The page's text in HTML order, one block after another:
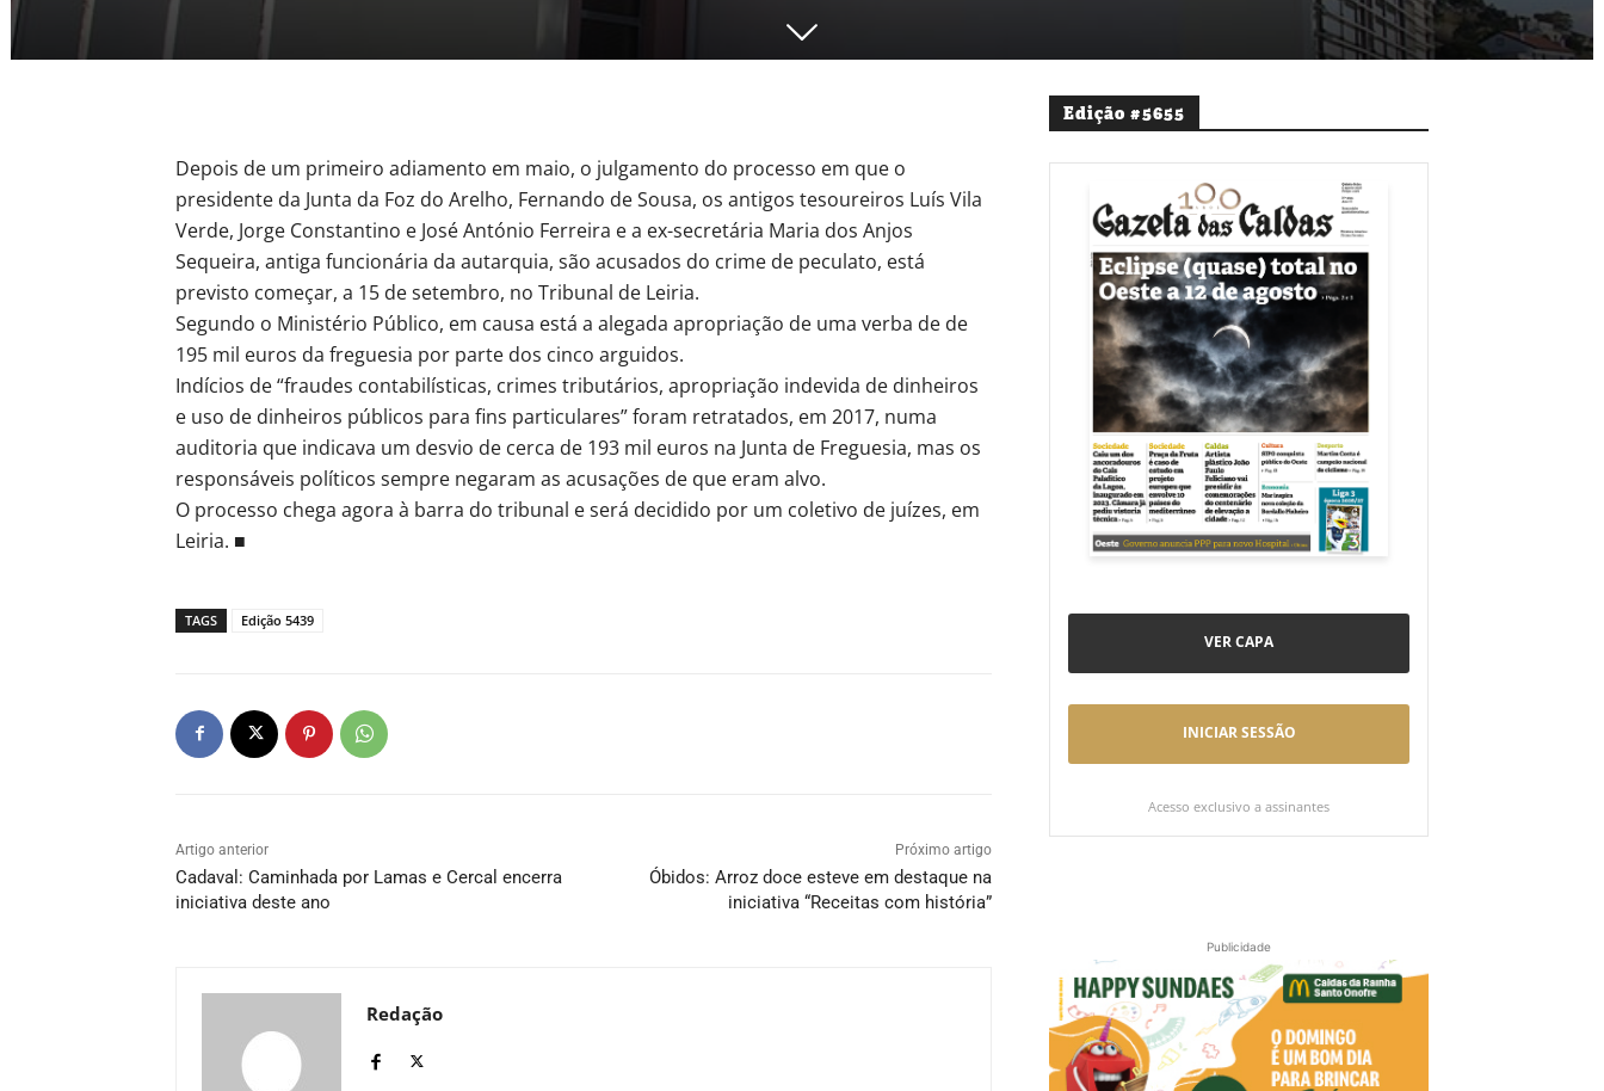
Depois de um primeiro adiamento em maio, o julgamento do processo em que o
presidente da Junta da Foz do Arelho, Fernando de Sousa, os antigos tesoureiros Luís Vila
Verde, Jorge Constantino e José António Ferreira e a ex-secretária Maria dos Anjos
Sequeira, antiga funcionária da autarquia, são acusados do crime de peculato, está
previsto começar, a 15 de setembro, no Tribunal de Leiria.
Segundo o Ministério Público, em causa está a alegada apropriação de uma verba de de
195 mil euros da freguesia por parte dos cinco arguidos.
Indícios de “fraudes contabilísticas, crimes tributários, apropriação indevida de dinheiros
e uso de dinheiros públicos para fins particulares” foram retratados, em 2017, numa
auditoria que indicava um desvio de cerca de 193 mil euros na Junta de Freguesia, mas os
responsáveis políticos sempre negaram as acusações de que eram alvo.
O processo chega agora à barra do tribunal e será decidido por um coletivo de juízes, em
Leiria. ■
TAGS Edição 5439
Artigo anterior
Cadaval: Caminhada por Lamas e Cercal encerra
iniciativa deste ano
Próximo artigo
Óbidos: Arroz doce esteve em destaque na
iniciativa “Receitas com história”
Redação
Edição #5655
VER CAPA
INICIAR SESSÃO
Acesso exclusivo a assinantes
Publicidade